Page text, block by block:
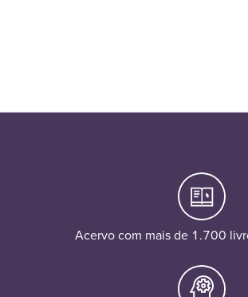
Acervo com mais de 1.700